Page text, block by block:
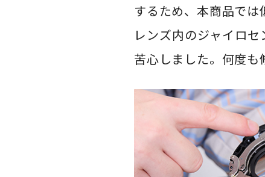
するため、本商品では
レンズ内のジャイロ
苦心しました。何度も